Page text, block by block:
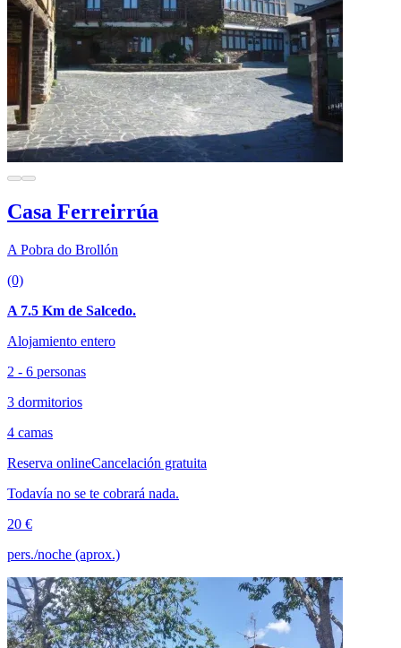
Casa Ferreirrúa
A Pobra do Brollón
(0)
A 7.5 Km de Salcedo.
Alojamiento entero
2 - 6 personas
3 dormitorios
4 camas
Reserva onlineCancelación gratuita
Todavía no se te cobrará nada.
20 €
pers./noche (aprox.)